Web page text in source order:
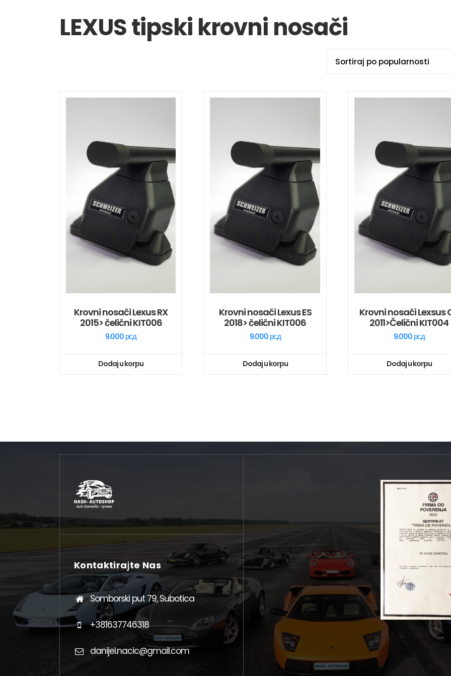
LEXUS tipski krovni nosači
Krovni nosači Lexus RX
2015> čelični KIT006
9.000 рсд
Dodaj u korpu
Krovni nosači Lexus ES
2018> čelični KIT006
9.000 рсд
Dodaj u korpu
Krovni nosači Lexsus
2011>Čelični KIT004
9.000 рсд
Dodaj u korpu
Kontaktirajte Nas
Somborski put 79, Subotica
+381637746318
danijel.nacic@gmail.com